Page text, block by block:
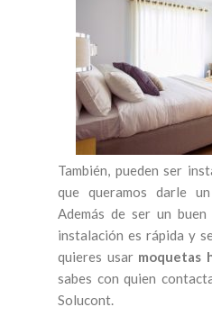
También, pueden ser
que queramos darle
Además de ser un
instalación es rápida y
quieres usar moquetas
sabes con quien
Solucont.